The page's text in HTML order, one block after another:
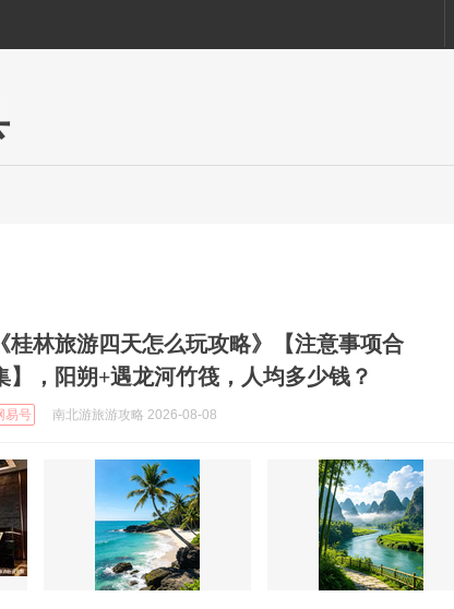
《桂林旅游四天怎么玩攻略》【注意事项合
】，阳朔+遇龙河竹筏，人均多少钱？
易号 南北游旅游攻略 2026-08-08